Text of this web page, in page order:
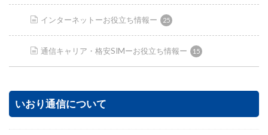
インターネットーお役立ち情報ー 25
通信キャリア・格安SIMーお役立ち情報ー 15
いおり通信について